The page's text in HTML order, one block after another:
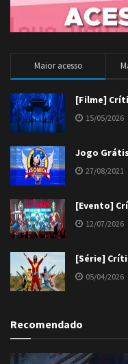
Maior acesso
[Filme]
15/05/2026
Jogo
27/08/2021
[Evento]
12/07/2026
[Série]
05/04/2026
Recomendado